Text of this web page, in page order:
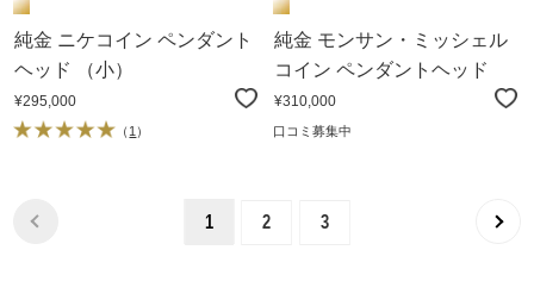
純金 ニケコイン ペンダント
ヘッド （小）
¥295,000
（1）
純金 モンサン・ミッシェル
コイン ペンダントヘッド
¥310,000
口コミ募集中
1 2 3